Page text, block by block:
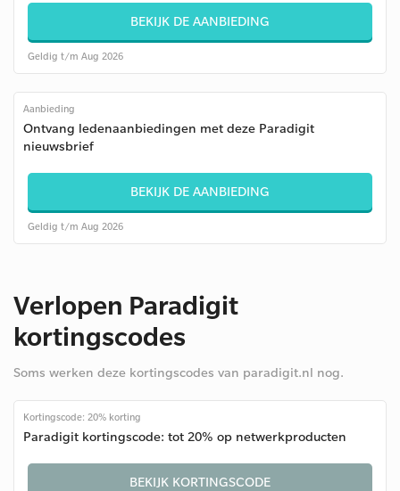
BEKIJK DE AANBIEDING
Geldig t/m Aug 2026
Aanbieding
Ontvang ledenaanbiedingen met deze Paradigit
nieuwsbrief
BEKIJK DE AANBIEDING
Geldig t/m Aug 2026
Verlopen Paradigit
kortingscodes
Soms werken deze kortingscodes van paradigit.nl nog.
Kortingscode: 20% korting
Paradigit kortingscode: tot 20% op netwerkproducten
BEKIJK KORTINGSCODE